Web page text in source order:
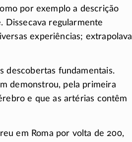
por exemplo a descrição
Dissecava regularmente
experiências; extrapolava
descobertas fundamentais.
demonstrou, pela primeira
e que as artérias contêm
em Roma por volta de 200,